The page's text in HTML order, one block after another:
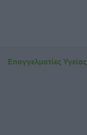
Επαγγελματίες Υγείας